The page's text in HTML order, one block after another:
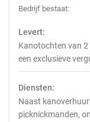
Bedrijf bestaat:
Levert:
Kanotochten van 2
een exclusieve
Diensten:
Naast
picknickmanden,